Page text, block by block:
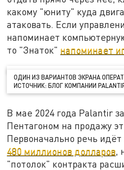
какому "юниту" куда
атаковать. Если
напоминает
то "Знаток" напоминает
ОДИН ИЗ ВАРИАНТОВ ЭКРАНА
ИСТОЧНИК: БЛОГ КОМПАНИИ
В мае 2024 года Palantir
Пентагоном на продажу
Первоначально речь
480 миллионов долларов,
"потолок" контракта